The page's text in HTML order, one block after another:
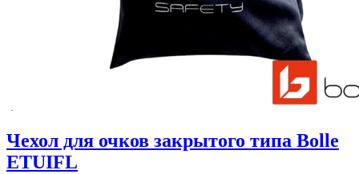
Чехол для очков закрытого типа Bolle
ETUIFL